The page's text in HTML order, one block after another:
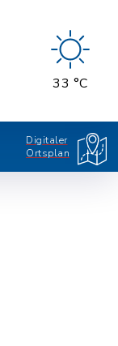
33 °C
Digitaler
Ortsplan